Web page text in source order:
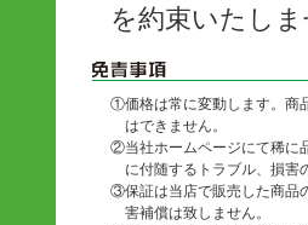
を約束いたし
①価格は常に変動します。商
はできません。
②当社ホームページにて稀に
に付随するトラブル、損害
③保証は当店で販売した商品
害補償は致しません。